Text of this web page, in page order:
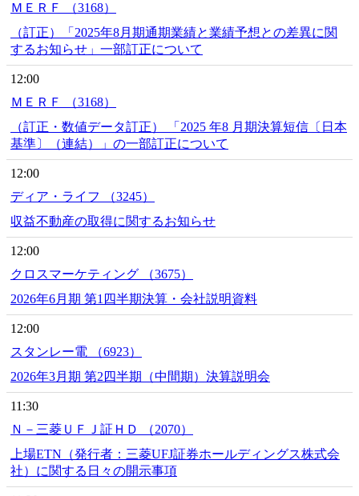
ＭＥＲＦ （3168）
（訂正）「2025年8月期通期業績と業績予想との差異に関
するお知らせ」一部訂正について
12:00
ＭＥＲＦ （3168）
（訂正・数値データ訂正） 「2025 年8 月期決算短信〔日本
基準〕（連結）」の一部訂正について
12:00
ディア・ライフ （3245）
収益不動産の取得に関するお知らせ
12:00
クロスマーケティング （3675）
2026年6月期 第1四半期決算・会社説明資料
12:00
スタンレー電 （6923）
2026年3月期 第2四半期（中間期）決算説明会
11:30
Ｎ－三菱ＵＦＪ証ＨＤ （2070）
上場ETN（発行者：三菱UFJ証券ホールディングス株式会
社）に関する日々の開示事項